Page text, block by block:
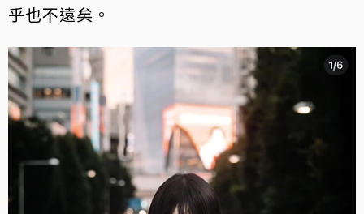
乎也不遠矣。